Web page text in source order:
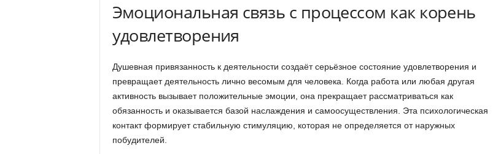
Эмоциональная связь с процессом как корень
удовлетворения
Душевная привязанность к деятельности создаёт серьёзное состояние удовлетворения и
превращает деятельность лично весомым для человека. Когда работа или любая другая
активность вызывает положительные эмоции, она прекращает рассматриваться как
обязанность и оказывается базой наслаждения и самоосуществления. Эта психологическая
контакт формирует стабильную стимуляцию, которая не определяется от наружных
побудителей.